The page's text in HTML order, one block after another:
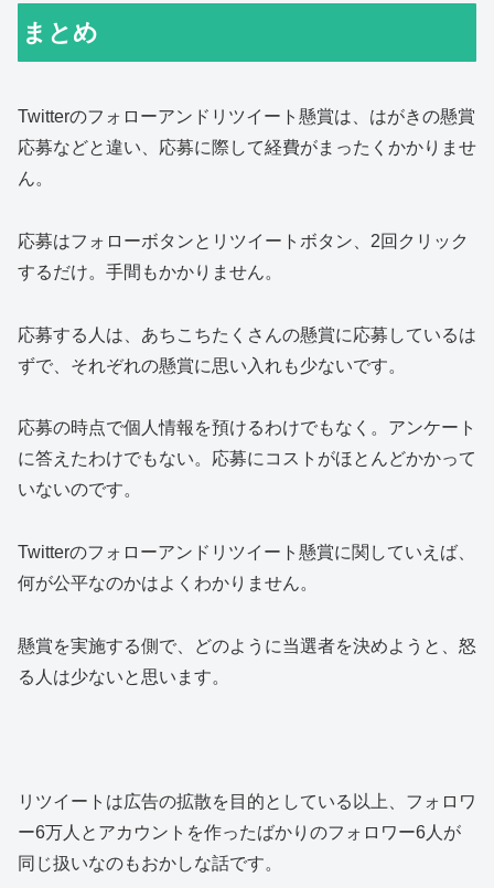
まとめ
Twitterのフォローアンドリツイート懸賞は、はがきの懸賞
応募などと違い、応募に際して経費がまったくかかりませ
ん。
応募はフォローボタンとリツイートボタン、2回クリック
するだけ。手間もかかりません。
応募する人は、あちこちたくさんの懸賞に応募しているは
ずで、それぞれの懸賞に思い入れも少ないです。
応募の時点で個人情報を預けるわけでもなく。アンケート
に答えたわけでもない。応募にコストがほとんどかかって
いないのです。
Twitterのフォローアンドリツイート懸賞に関していえば、
何が公平なのかはよくわかりません。
懸賞を実施する側で、どのように当選者を決めようと、怒
る人は少ないと思います。
リツイートは広告の拡散を目的としている以上、フォロワ
ー6万人とアカウントを作ったばかりのフォロワー6人が
同じ扱いなのもおかしな話です。